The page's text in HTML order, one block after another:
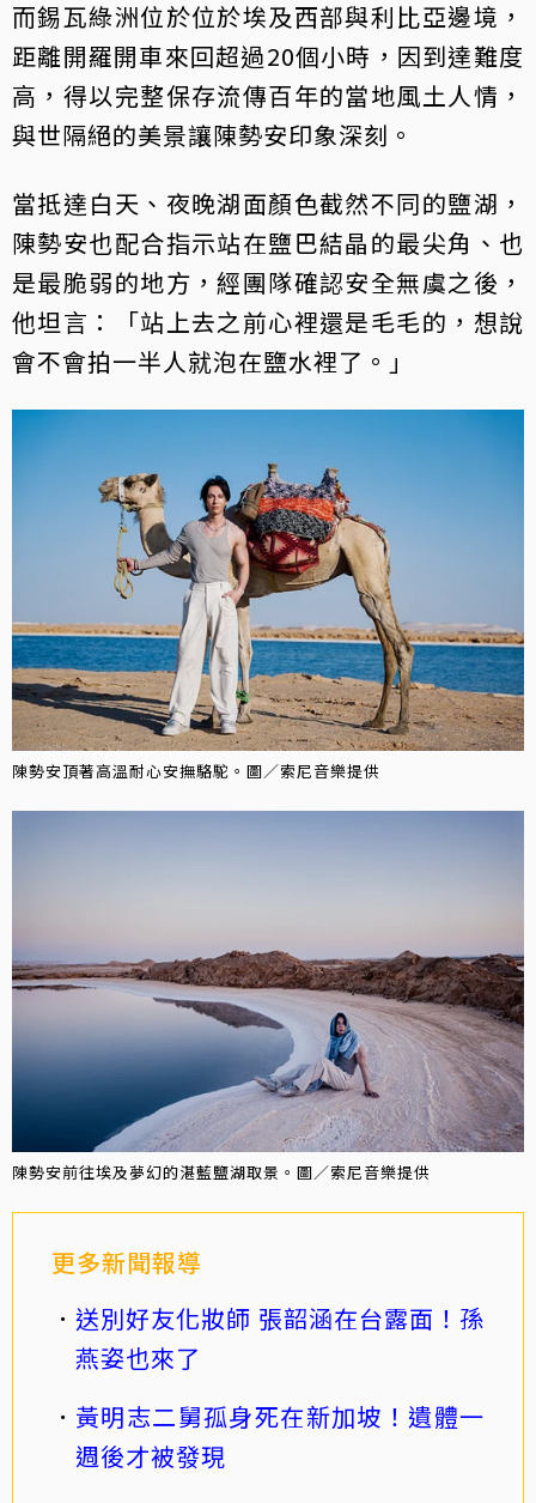
而錫瓦綠洲位於位於埃及西部與利比亞邊境，
距離開羅開車來回超過20個小時，因到達難度
高，得以完整保存流傳百年的當地風土人情，
與世隔絕的美景讓陳勢安印象深刻。
當抵達白天、夜晚湖面顏色截然不同的鹽湖，
陳勢安也配合指示站在鹽巴結晶的最尖角、也
是最脆弱的地方，經團隊確認安全無虞之後，
他坦言：「站上去之前心裡還是毛毛的，想說
會不會拍一半人就泡在鹽水裡了。」
陳勢安頂著高溫耐心安撫駱駝。圖／索尼音樂提供
陳勢安前往埃及夢幻的湛藍鹽湖取景。圖／索尼音樂提供
更多新聞報導
送別好友化妝師 張韶涵在台露面！孫
燕姿也來了
黃明志二舅孤身死在新加坡！遺體一
週後才被發現